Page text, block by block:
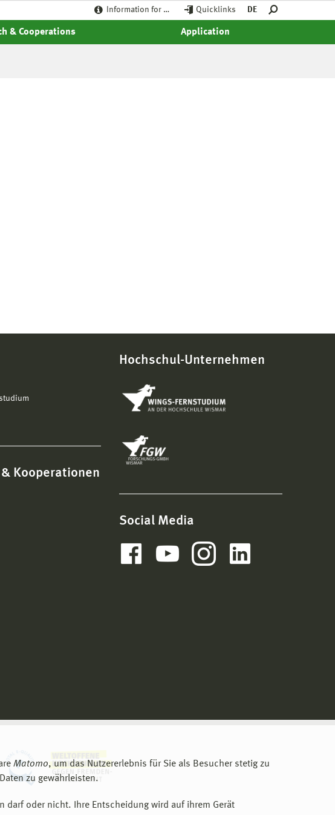
Information for … Quicklinks DE
& Cooperations Application
Matomo, um das Nutzererlebnis für Sie als Besucher stetig zu
zu gewährleisten.
darf oder nicht. Ihre Entscheidung wird auf ihrem Gerät
& Kooperationen
Hochschul-Unternehmen
Social Media